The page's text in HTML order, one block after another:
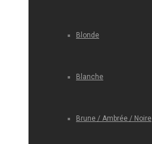
Blonde
Blanche
Brune / Ambrée / Noire